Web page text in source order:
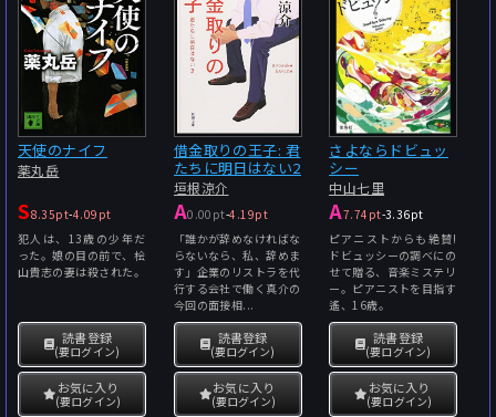
天使のナイフ
薬丸岳
S8.35pt-4.09pt
犯人は、13歳の少年だ
った。娘の目の前で、桧
山貴志の妻は殺された。
読書登録
(要ログイン)
お気に入り
(要ログイン)
借金取りの王子: 君
たちに明日はない2
垣根涼介
A0.00pt-4.19pt
「誰かが辞めなければな
らないなら、私、辞めま
す」企業のリストラを代
行する会社で働く真介の
今回の面接相...
読書登録
(要ログイン)
お気に入り
(要ログイン)
さよならドビュッ
シー
中山七里
A7.74pt-3.36pt
ピアニストからも絶賛!
ドビュッシーの調べにの
せて贈る、音楽ミステリ
ー。ピアニストを目指す
遙、16歳。
読書登録
(要ログイン)
お気に入り
(要ログイン)